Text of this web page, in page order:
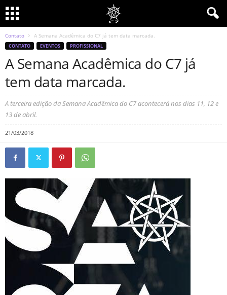
Contato A Semana Acadêmica do C7 já tem data marcada.
CONTATO EVENTOS PROFISSIONAL
A Semana Acadêmica do C7 já
tem data marcada.
A terceira edição da Semana Acadêmica do C7 acontecerá nos dias 11, 12 e
13 de abril.
21/03/2018